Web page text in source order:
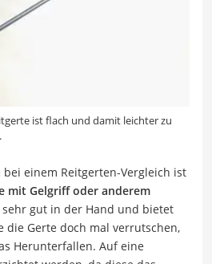
ist flach und damit leichter zu
einem Reitgerten-Vergleich ist
mit Gelgriff oder anderem
gut in der Hand und bietet
die Gerte doch mal verrutschen,
Herunterfallen. Auf eine